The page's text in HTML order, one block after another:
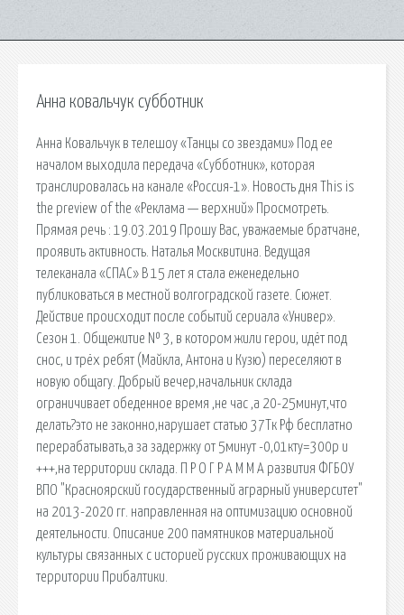
Анна ковальчук субботник
Анна Ковальчук в телешоу «Танцы со звездами» Под ее
началом выходила передача «Субботник», которая
транслировалась на канале «Россия-1». Новость дня This is
the preview of the «Реклама — верхний» Просмотреть.
Прямая речь : 19.03.2019 Прошу Вас, уважаемые братчане,
проявить активность. Наталья Москвитина. Ведущая
телеканала «СПАС» В 15 лет я стала еженедельно
публиковаться в местной волгоградской газете. Сюжет.
Действие происходит после событий сериала «Универ».
Сезон 1. Общежитие № 3, в котором жили герои, идёт под
снос, и трёх ребят (Майкла, Антона и Кузю) переселяют в
новую общагу. Добрый вечер,начальник склада
ограничивает обеденное время ,не час ,а 20-25минут,что
делать?это не законно,нарушает статью 37Тк Рф бесплатно
перерабатывать,а за задержку от 5минут -0,01кту=300р и
+++,на территории склада. П Р О Г Р А М М А развития ФГБОУ
ВПО "Красноярский государственный аграрный университет"
на 2013-2020 гг. направленная на оптимизацию основной
деятельности. Описание 200 памятников материальной
культуры связанных с историей русских проживающих на
территории Прибалтики.